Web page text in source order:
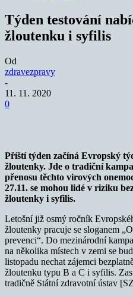
Týden testování
žloutenku i syfilis
Od
zdravezpravy
-
11. 11. 2020
0
Příští týden začíná Evropský
žloutenky. Jde o tradiční
přenosu těchto virových
27.11. se mohou lidé v riziku
žloutenky i syfilis.
Letošní již osmý ročník
žloutenky pracuje se sloganem
prevenci“. Do mezinárodní
na několika místech v zemi se
listopadu nechat zájemci
žloutenku typu B a C i syfilis.
tradičně Státní zdravotní ústav